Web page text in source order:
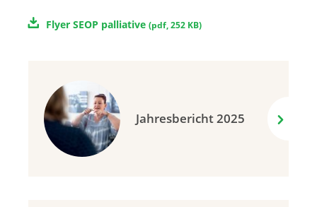
Flyer SEOP palliative (pdf,252 KB)
Jahresbericht 2025